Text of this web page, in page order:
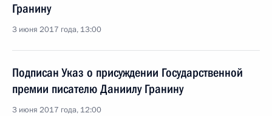
Гранину
3 июня 2017 года, 13:00
Подписан Указ о присуждении Государственной
премии писателю Даниилу Гранину
3 июня 2017 года, 12:00